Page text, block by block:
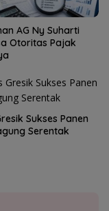
AG Ny Suharti
Otoritas Pajak
Sukses Panen
Serentak